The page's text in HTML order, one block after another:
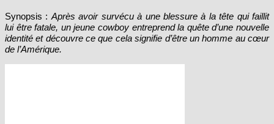
Synopsis : Après avoir survécu à une blessure à la tête qui faillit
lui être fatale, un jeune cowboy entreprend la quête d’une nouvelle
identité et découvre ce que cela signifie d’être un homme au cœur
de l’Amérique.